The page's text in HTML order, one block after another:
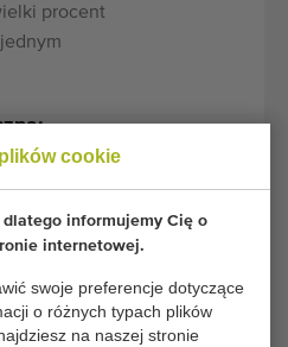
cookie
informujemy Cię o
internetowej.
swoje preferencje dotyczące
o różnych typach plików
na naszej stronie
procent
cm x 240 cm x 240 cm
x szerokość x wysokość)